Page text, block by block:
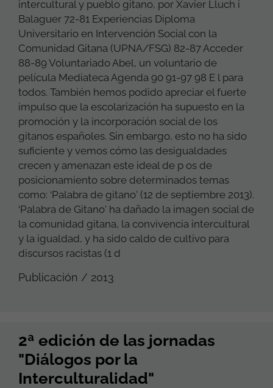
intercultural y pueblo gitano, por Xavier Lluch i
Balaguer 72-81 Experiencias Diploma
Universitario en Intervención Social con la
Comunidad Gitana (UPNA/FSG) 82-87 Acceder
88-89 Voluntariado Abel, un voluntario de
película Mediateca Agenda 90 91-97 98 E l para
todos. También hemos podido apreciar el fuerte
impulso que la escolarización ha supuesto en la
promoción y la incorporación social de los
gitanos españoles. Sin embargo, esto no ha sido
suficiente y vemos cómo las desigualdades
crecen y amenazan este ideal de p os de
posicionamiento sobre determinados temas
como: ‘Palabra de gitano' (12 de septiembre 2013).
‘Palabra de Gitano' ha dañado la imagen social de
la comunidad gitana, la convivencia intercultural
y la igualdad, y ha sido caldo de cultivo para
discursos racistas (1 d
Publicación / 2013
2ª edición de las jornadas
"Diálogos por la
Interculturalidad"